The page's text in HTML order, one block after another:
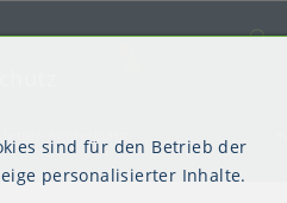
sind für den Betrieb der
personalisierter Inhalte.